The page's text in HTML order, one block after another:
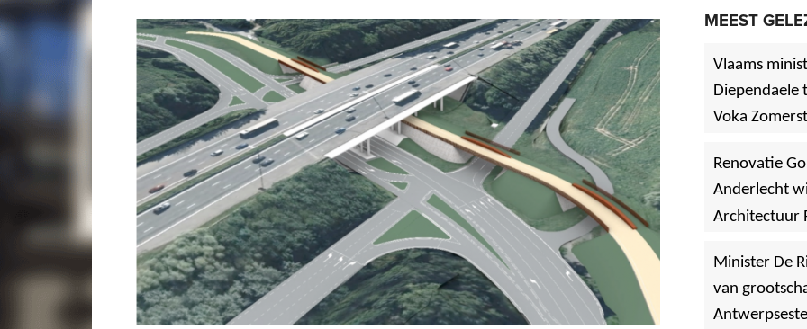
MEEST
Vlaams
Voka
Renovatie
Anderlecht
Architectuur
Minister De
van